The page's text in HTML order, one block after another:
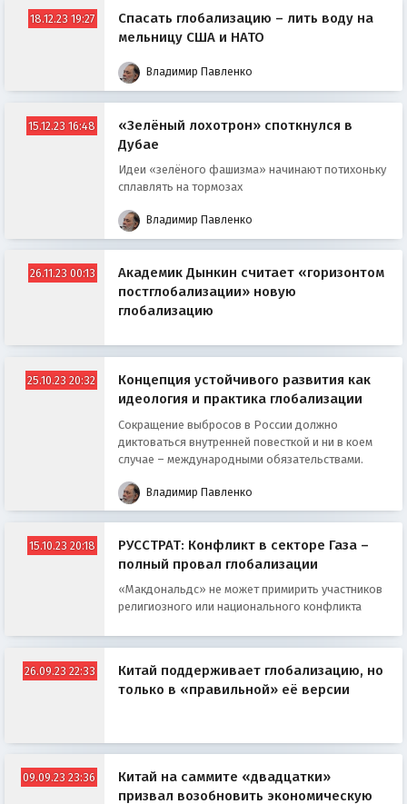
18.12.23 19:27
Спасать глобализацию – лить воду на
мельницу США и НАТО
Владимир Павленко
15.12.23 16:48
«Зелёный лохотрон» споткнулся в
Дубае
Идеи «зелёного фашизма» начинают потихоньку
сплавлять на тормозах
Владимир Павленко
26.11.23 00:13
Академик Дынкин считает «горизонтом
постглобализации» новую
глобализацию
25.10.23 20:32
Концепция устойчивого развития как
идеология и практика глобализации
Сокращение выбросов в России должно
диктоваться внутренней повесткой и ни в коем
случае – международными обязательствами.
Владимир Павленко
15.10.23 20:18
РУССТРАТ: Конфликт в секторе Газа –
полный провал глобализации
«Макдональдс» не может примирить участников
религиозного или национального конфликта
26.09.23 22:33
Китай поддерживает глобализацию, но
только в «правильной» её версии
09.09.23 23:36
Китай на саммите «двадцатки»
призвал возобновить экономическую